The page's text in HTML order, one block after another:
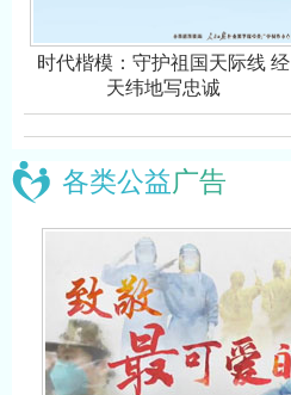
时代楷模：守护祖国天际线 经
天纬地写忠诚
各类公益广告